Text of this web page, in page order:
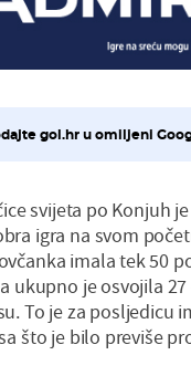
gol.hr u omiljeni
svijeta po Konjuh
igra na svom
imala tek 50
ukupno je osvojila
To je za posljedicu
što je bilo previše